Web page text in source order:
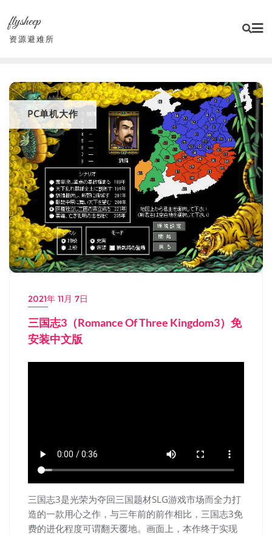
content
flysheep
资源避难所
PC单机大作
2021年 11月 7日
三国志3（Romance Of Three Kingdom3）免
安装中文版
三国志3是光荣为夺回三国题材SLG游戏市场而全力打
造的一款用心之作，与三年前的前作相比，三国志3免
费的进化程度可谓翻天覆地。画面上，本作终于实现